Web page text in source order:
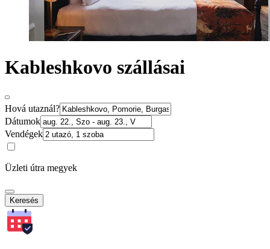
Kableshkovo szállásai
Hová utaznál?
Dátumok
Vendégek
Üzleti útra megyek
Keresés